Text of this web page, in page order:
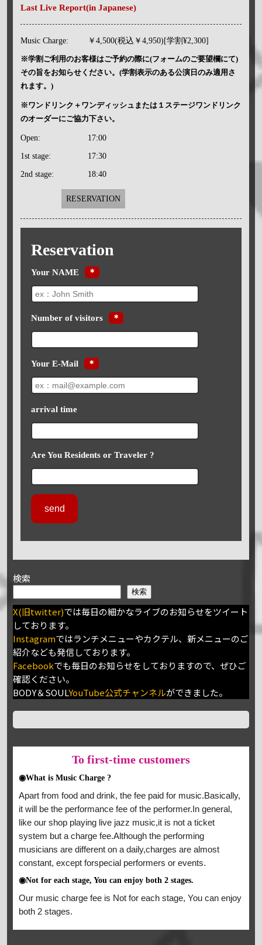
Last Live Report(in Japanese)
Music Charge: ￥4,500(税込￥4,950)[学割¥2,300]
※学割ご利用のお客様はご予約の際に(フォームのご要望欄にて)
その旨をお知らせください。(学割表示のある公演日のみ適用さ
れます。)
※ワンドリンク＋ワンディッシュまたは１ステージワンドリンク
のオーダーにご協力下さい。
Open: 17:00
1st stage: 17:30
2nd stage: 18:40
RESERVATION
Reservation
Your NAME ＊
Number of visitors ＊
Your E-Mail ＊
arrival time
Are You Residents or Traveler ?
検索
検索
X(旧twitter)では毎日の細かなライブのお知らせをツイート
しております。
Instagramではランチメニューやカクテル、新メニューのご
紹介なども発信しております。
Facebookでも毎日のお知らせをしておりますので、ぜひご
確認ください。
BODY＆SOULYouTube公式チャンネルができました。
To first-time customers
◉What is Music Charge ?
Apart from food and drink, the fee paid for music.Basically,
it will be the performance fee of the performer.In general,
like our shop playing live jazz music,it is not a ticket
system but a charge fee.Although the performing
musicians are different on a daily,charges are almost
constant, except forspecial performers or events.
◉Not for each stage, You can enjoy both 2 stages.
Our music charge fee is Not for each stage, You can enjoy
both 2 stages.